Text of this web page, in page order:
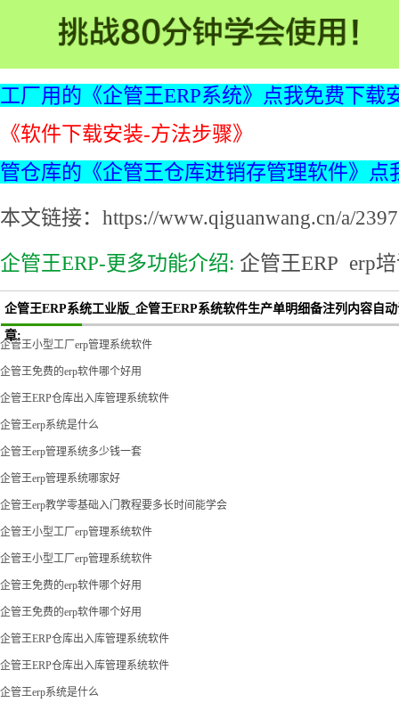
工厂用的《企管王ERP系统》点我免费下载
《软件下载安装-方法步骤》
管仓库的《企管王仓库进销存管理软件》点
本文链接：https://www.qiguanwang.cn/a/
企管王ERP-更多功能介绍: 企管王ERP erp
企管王ERP系统工业版_企管王ERP系统软件生产单明细备注列内容自
章:
企管王小型工厂erp管理系统软件
企管王免费的erp软件哪个好用
企管王ERP仓库出入库管理系统软件
企管王erp系统是什么
企管王erp管理系统多少钱一套
企管王erp管理系统哪家好
企管王erp教学零基础入门教程要多长时间能学会
企管王小型工厂erp管理系统软件
企管王小型工厂erp管理系统软件
企管王免费的erp软件哪个好用
企管王免费的erp软件哪个好用
企管王ERP仓库出入库管理系统软件
企管王ERP仓库出入库管理系统软件
企管王erp系统是什么